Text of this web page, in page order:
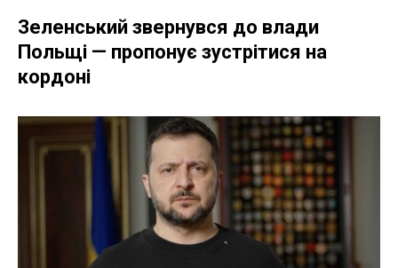
Зеленський звернувся до влади
Польщі — пропонує зустрітися на
кордоні